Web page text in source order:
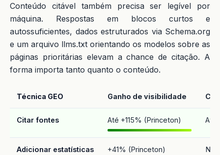
Conteúdo citável também precisa ser legível por
máquina. Respostas em blocos curtos e
autossuficientes, dados estruturados via Schema.org
e um arquivo llms.txt orientando os modelos sobre as
páginas prioritárias elevam a chance de citação. A
forma importa tanto quanto o conteúdo.
Técnica GEO Ganho de visibilidade
Citar fontes Até +115% (Princeton)
Adicionar estatísticas +41% (Princeton)